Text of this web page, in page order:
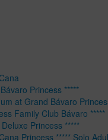
Princess *****
at Grand Bávaro
Family Club Bávaro *****
Princess *****
Princess ***** Solo